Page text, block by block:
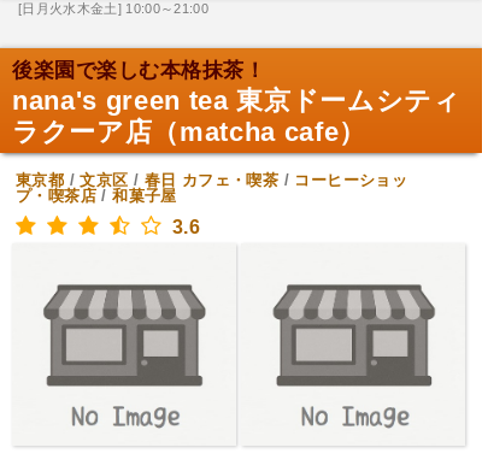
[日月火水木金土] 10:00～21:00
後楽園で楽しむ本格抹茶！
nana's green tea 東京ドームシティ
ラクーア店（matcha cafe）
東京都 /文京区 / 春日 カフェ・喫茶 / コーヒーショッ
プ・喫茶店/和菓子屋
3.6